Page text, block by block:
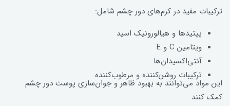
ترکیبات مفید در کرم‌های دور چشم شامل:
پپتیدها و هیالورونیک اسید
ویتامین C و E
آنتی‌اکسیدان‌ها
ترکیبات روشن‌کننده و مرطوب‌کننده
این مواد می‌توانند به بهبود‌ ظاهر و جوان‌سازی پوست دور چشم
کمک کنند.